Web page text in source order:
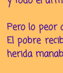
Pero lo peor
El pobre
herida